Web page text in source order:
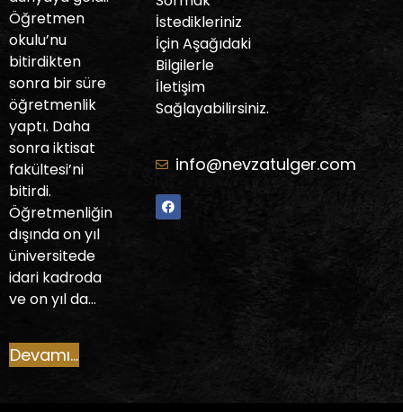
Öğretmen
okulu’nu
bitirdikten
sonra bir süre
öğretmenlik
yaptı. Daha
sonra iktisat
fakültesi’ni
bitirdi.
Öğretmenliğin
dışında on yıl
üniversitede
idari kadroda
ve on yıl da…
Devamı...
İstedikleriniz
İçin Aşağıdaki
Bilgilerle
İletişim
Sağlayabilirsiniz.
info@nevzatulger.com